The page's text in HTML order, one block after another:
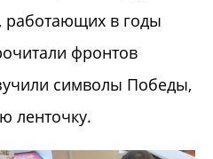
работающих в годы
фронтов
символы Победы,
ленточку.